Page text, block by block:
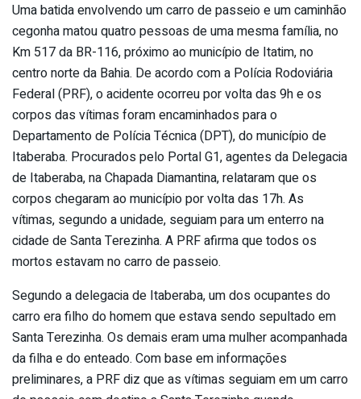
Uma batida envolvendo um carro de passeio e um caminhão
cegonha matou quatro pessoas de uma mesma família, no
Km 517 da BR-116, próximo ao município de Itatim, no
centro norte da Bahia. De acordo com a Polícia Rodoviária
Federal (PRF), o acidente ocorreu por volta das 9h e os
corpos das vítimas foram encaminhados para o
Departamento de Polícia Técnica (DPT), do município de
Itaberaba. Procurados pelo Portal G1, agentes da Delegacia
de Itaberaba, na Chapada Diamantina, relataram que os
corpos chegaram ao município por volta das 17h. As
vítimas, segundo a unidade, seguiam para um enterro na
cidade de Santa Terezinha. A PRF afirma que todos os
mortos estavam no carro de passeio.
Segundo a delegacia de Itaberaba, um dos ocupantes do
carro era filho do homem que estava sendo sepultado em
Santa Terezinha. Os demais eram uma mulher acompanhada
da filha e do enteado. Com base em informações
preliminares, a PRF diz que as vítimas seguiam em um carro